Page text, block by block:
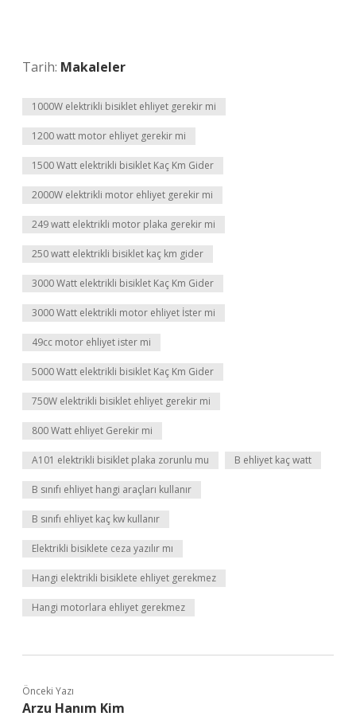
Tarih: Makaleler
1000W elektrikli bisiklet ehliyet gerekir mi
1200 watt motor ehliyet gerekir mi
1500 Watt elektrikli bisiklet Kaç Km Gider
2000W elektrikli motor ehliyet gerekir mi
249 watt elektrikli motor plaka gerekir mi
250 watt elektrikli bisiklet kaç km gider
3000 Watt elektrikli bisiklet Kaç Km Gider
3000 Watt elektrikli motor ehliyet İster mi
49cc motor ehliyet ister mi
5000 Watt elektrikli bisiklet Kaç Km Gider
750W elektrikli bisiklet ehliyet gerekir mi
800 Watt ehliyet Gerekir mi
A101 elektrikli bisiklet plaka zorunlu mu B ehliyet kaç watt
B sınıfı ehliyet hangi araçları kullanır
B sınıfı ehliyet kaç kw kullanır
Elektrikli bisiklete ceza yazılır mı
Hangi elektrikli bisiklete ehliyet gerekmez
Hangi motorlara ehliyet gerekmez
Önceki Yazı
Arzu Hanım Kim